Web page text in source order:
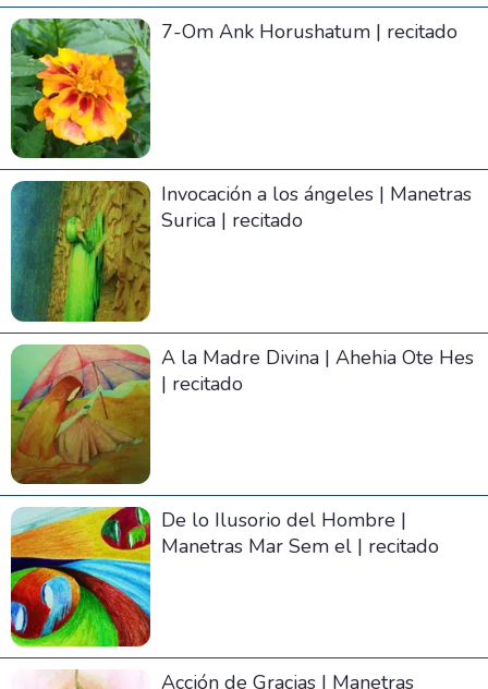
7-Om Ank Horushatum | recitado
Invocación a los ángeles | Manetras
Surica | recitado
A la Madre Divina | Ahehia Ote Hes
| recitado
De lo Ilusorio del Hombre |
Manetras Mar Sem el | recitado
Acción de Gracias | Manetras